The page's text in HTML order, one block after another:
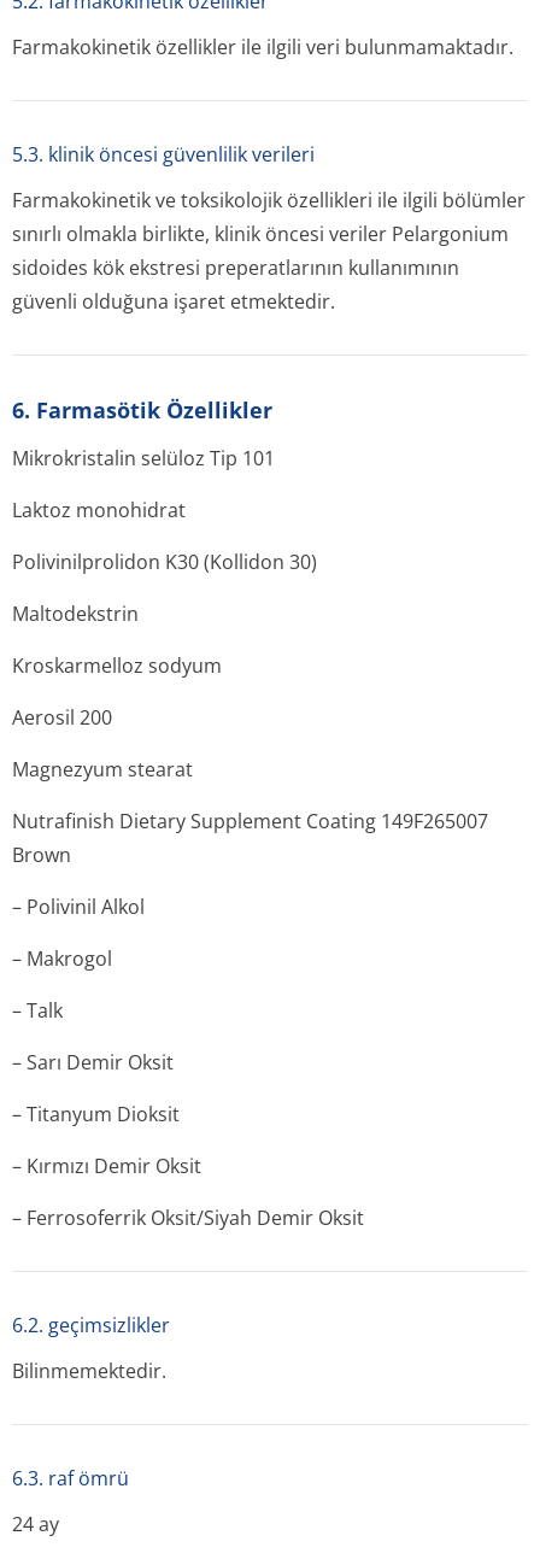
Farmakokinetik özellikler ile ilgili veri bulunmamaktadır.
5.3. klinik öncesi güvenlilik verileri
Farmakokinetik ve toksikolojik özellikleri ile ilgili bölümler
sınırlı olmakla birlikte, klinik öncesi veriler Pelargonium
sidoides kök ekstresi preperatlarının kullanımının
güvenli olduğuna işaret etmektedir.
6. Farmasötik Özellikler
Mikrokristalin selüloz Tip 101
Laktoz monohidrat
Polivinilprolidon K30 (Kollidon 30)
Maltodekstrin
Kroskarmelloz sodyum
Aerosil 200
Magnezyum stearat
Nutrafinish Dietary Supplement Coating 149F265007
Brown
– Polivinil Alkol
– Makrogol
– Talk
– Sarı Demir Oksit
– Titanyum Dioksit
– Kırmızı Demir Oksit
– Ferrosoferrik Oksit/Siyah Demir Oksit
6.2. geçimsizlikler
Bilinmemektedir.
6.3. raf ömrü
24 ay